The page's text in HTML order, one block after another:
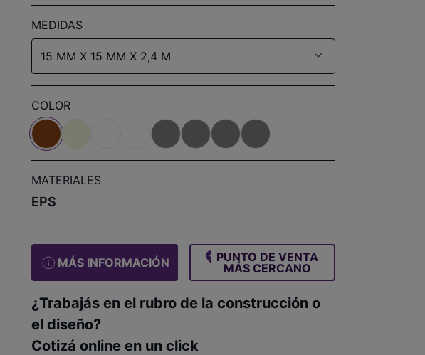
MEDIDAS
15 MM X 15 MM X 2,4 M
COLOR
MATERIALES
EPS
MÁS INFORMACIÓN
PUNTO DE VENTA
MÁS CERCANO
¿Trabajás en el rubro de la construcción o
el diseño?
Cotizá online en un click